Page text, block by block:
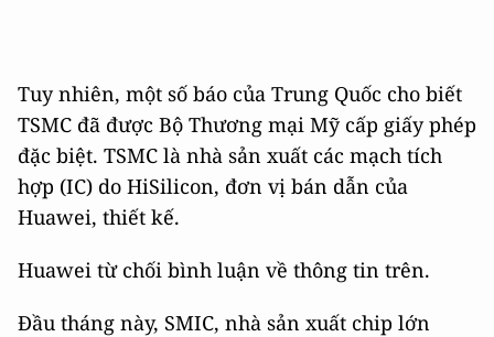
Tuy nhiên, một số báo của Trung Quốc cho biết
TSMC đã được Bộ Thương mại Mỹ cấp giấy phép
đặc biệt. TSMC là nhà sản xuất các mạch tích
hợp (IC) do HiSilicon, đơn vị bán dẫn của
Huawei, thiết kế.
Huawei từ chối bình luận về thông tin trên.
Đầu tháng này, SMIC, nhà sản xuất chip lớn